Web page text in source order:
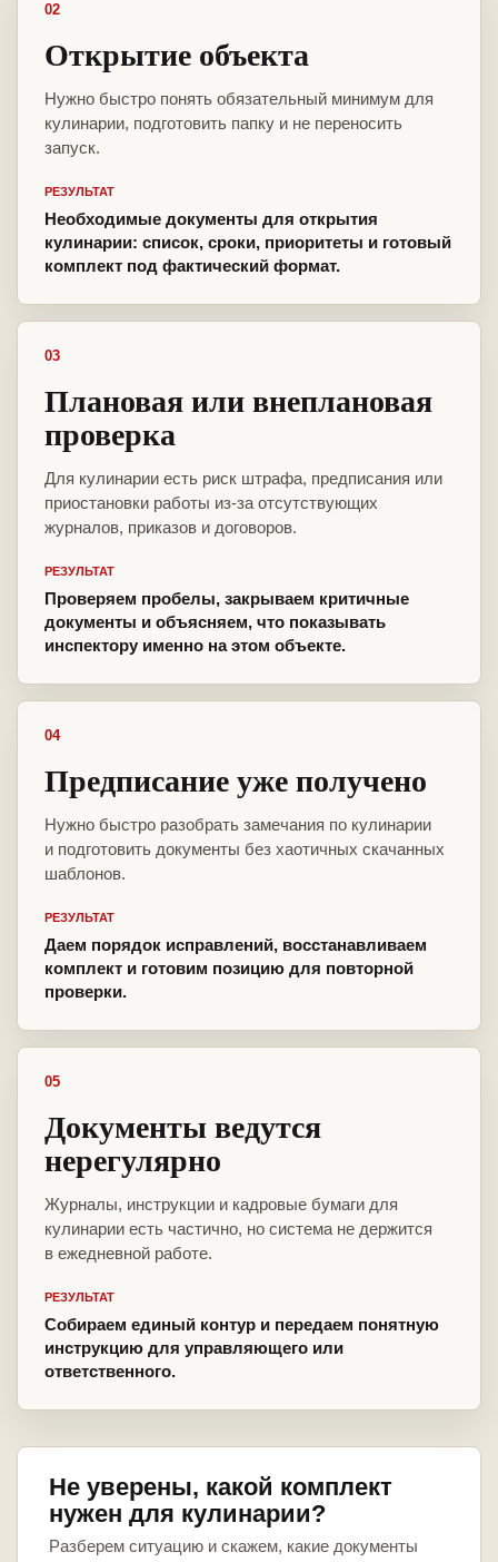
02
Открытие объекта
Нужно быстро понять обязательный минимум для
кулинарии, подготовить папку и не переносить
запуск.
РЕЗУЛЬТАТ
Необходимые документы для открытия
кулинарии: список, сроки, приоритеты и готовый
комплект под фактический формат.
03
Плановая или внеплановая
проверка
Для кулинарии есть риск штрафа, предписания или
приостановки работы из-за отсутствующих
журналов, приказов и договоров.
РЕЗУЛЬТАТ
Проверяем пробелы, закрываем критичные
документы и объясняем, что показывать
инспектору именно на этом объекте.
04
Предписание уже получено
Нужно быстро разобрать замечания по кулинарии
и подготовить документы без хаотичных скачанных
шаблонов.
РЕЗУЛЬТАТ
Даем порядок исправлений, восстанавливаем
комплект и готовим позицию для повторной
проверки.
05
Документы ведутся
нерегулярно
Журналы, инструкции и кадровые бумаги для
кулинарии есть частично, но система не держится
в ежедневной работе.
РЕЗУЛЬТАТ
Собираем единый контур и передаем понятную
инструкцию для управляющего или
ответственного.
Не уверены, какой комплект
нужен для кулинарии?
Разберем ситуацию и скажем, какие документы